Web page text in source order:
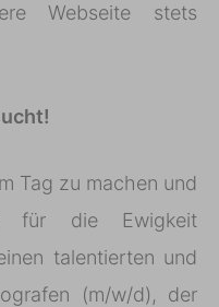
Webseite stets
Tag zu machen und
für die Ewigkeit
talentierten und
(m/w/d), der